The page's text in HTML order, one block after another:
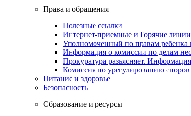
Права и обращения
Полезные ссылки
Интернет-приемные и Горячие линии
Уполномоченный по правам ребенка
Информация о комиссии по делам
Прокуратура разъясняет.
Комиссия по урегулированию
Питание и здоровье
Безопасность
Образование и ресурсы